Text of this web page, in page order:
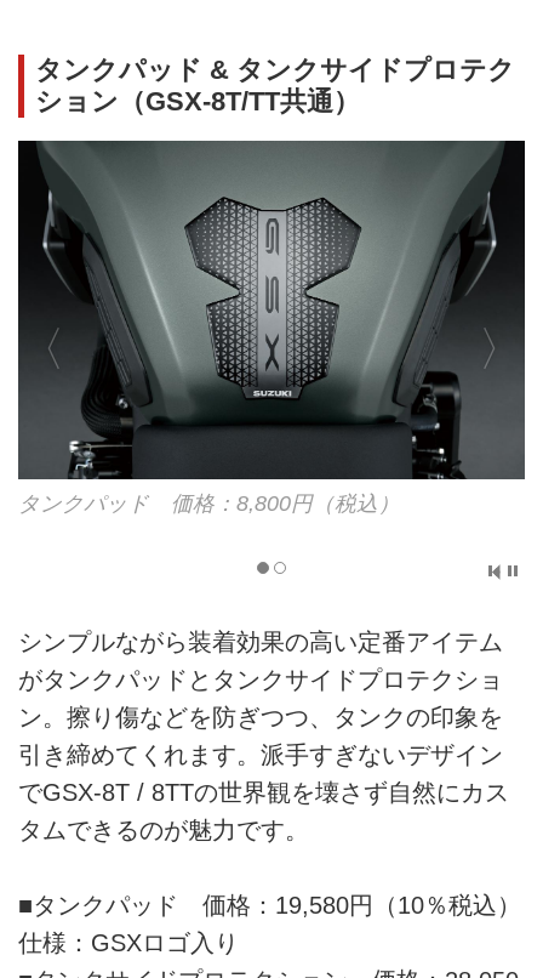
タンクパッド & タンクサイドプロテク
ション（GSX-8T/TT共通）
タンクパッド 価格：8,800円（税込）
シンプルながら装着効果の高い定番アイテム
がタンクパッドとタンクサイドプロテクショ
ン。擦り傷などを防ぎつつ、タンクの印象を
引き締めてくれます。派手すぎないデザイン
でGSX-8T / 8TTの世界観を壊さず自然にカス
タムできるのが魅力です。
■タンクパッド 価格：19,580円（10％税込）
仕様：GSXロゴ入り